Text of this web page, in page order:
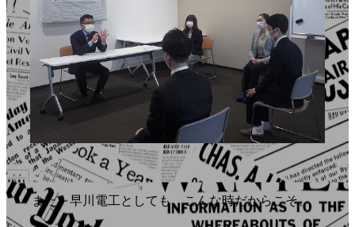
また、早川電工としても、こんな時だからこそ、